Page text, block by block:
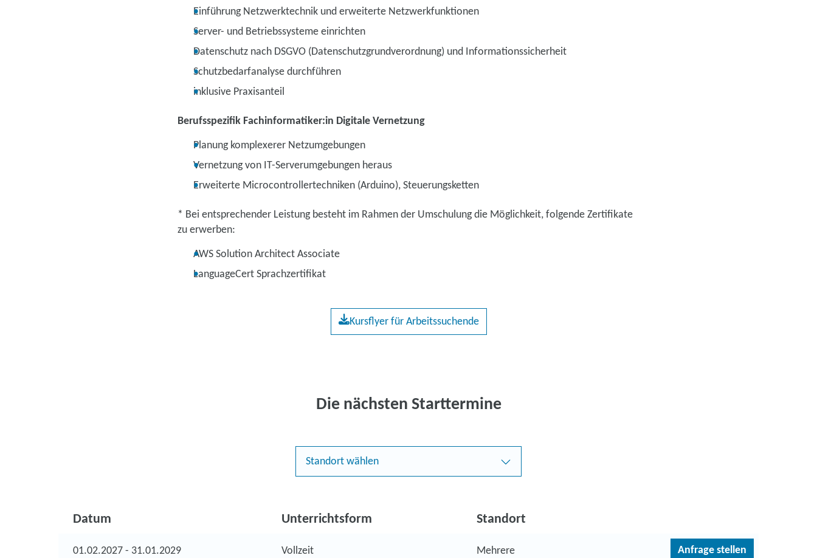
Einführung Netzwerktechnik und erweiterte Netzwerkfunktionen
Server- und Betriebssysteme einrichten
Datenschutz nach DSGVO (Datenschutzgrundverordnung) und Informationssicherheit
Schutzbedarfanalyse durchführen
inklusive Praxisanteil
Berufsspezifik Fachinformatiker:in Digitale Vernetzung
Planung komplexerer Netzumgebungen
Vernetzung von IT-Serverumgebungen heraus
Erweiterte Microcontrollertechniken (Arduino), Steuerungsketten
* Bei entsprechender Leistung besteht im Rahmen der Umschulung die Möglichkeit, folgende Zertifikate
zu erwerben:
AWS Solution Architect Associate
LanguageCert Sprachzertifikat
Kursflyer für Arbeitssuchende
Die nächsten Starttermine
Standort wählen
Datum Unterrichtsform Standort
01.02.2027 - 31.01.2029 Vollzeit Mehrere Anfrage stellen